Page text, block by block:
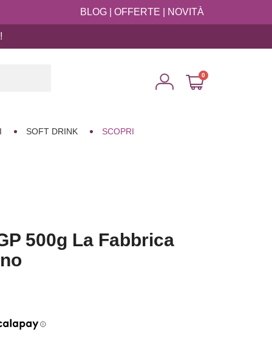
BLOG| OFFERTE NOVITÀ
SOFT DRINK SCOPRI
500g La Fabbrica